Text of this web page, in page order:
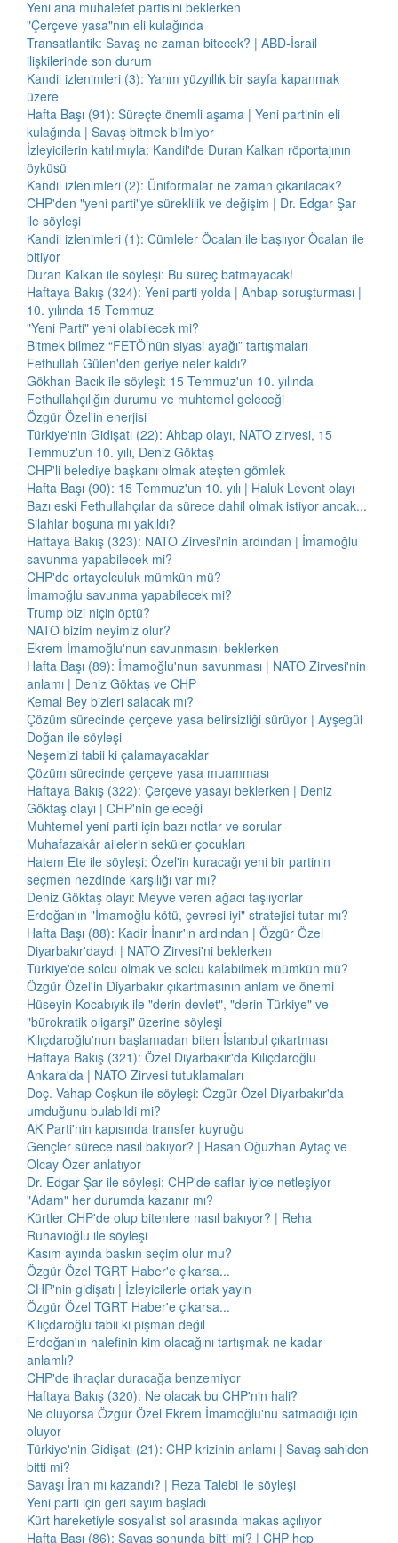
Yeni ana muhalefet partisini beklerken
"Çerçeve yasa"nın eli kulağında
Transatlantik: Savaş ne zaman bitecek? | ABD-İsrail
ilişkilerinde son durum
Kandil izlenimleri (3): Yarım yüzyıllık bir sayfa kapanmak
üzere
Hafta Başı (91): Süreçte önemli aşama | Yeni partinin eli
kulağında | Savaş bitmek bilmiyor
İzleyicilerin katılımıyla: Kandil'de Duran Kalkan röportajının
öyküsü
Kandil izlenimleri (2): Üniformalar ne zaman çıkarılacak?
CHP'den "yeni parti"ye süreklilik ve değişim | Dr. Edgar Şar
ile söyleşi
Kandil izlenimleri (1): Cümleler Öcalan ile başlıyor Öcalan ile
bitiyor
Duran Kalkan ile söyleşi: Bu süreç batmayacak!
Haftaya Bakış (324): Yeni parti yolda | Ahbap soruşturması |
10. yılında 15 Temmuz
"Yeni Parti" yeni olabilecek mi?
Bitmek bilmez “FETÖ’nün siyasi ayağı” tartışmaları
Fethullah Gülen'den geriye neler kaldı?
Gökhan Bacık ile söyleşi: 15 Temmuz'un 10. yılında
Fethullahçılığın durumu ve muhtemel geleceği
Özgür Özel'in enerjisi
Türkiye'nin Gidişatı (22): Ahbap olayı, NATO zirvesi, 15
Temmuz'un 10. yılı, Deniz Göktaş
CHP'li belediye başkanı olmak ateşten gömlek
Hafta Başı (90): 15 Temmuz'un 10. yılı | Haluk Levent olayı
Bazı eski Fethullahçılar da sürece dahil olmak istiyor ancak...
Silahlar boşuna mı yakıldı?
Haftaya Bakış (323): NATO Zirvesi'nin ardından | İmamoğlu
savunma yapabilecek mi?
CHP'de ortayolculuk mümkün mü?
İmamoğlu savunma yapabilecek mi?
Trump bizi niçin öptü?
NATO bizim neyimiz olur?
Ekrem İmamoğlu'nun savunmasını beklerken
Hafta Başı (89): İmamoğlu'nun savunması | NATO Zirvesi'nin
anlamı | Deniz Göktaş ve CHP
Kemal Bey bizleri salacak mı?
Çözüm sürecinde çerçeve yasa belirsizliği sürüyor | Ayşegül
Doğan ile söyleşi
Neşemizi tabii ki çalamayacaklar
Çözüm sürecinde çerçeve yasa muamması
Haftaya Bakış (322): Çerçeve yasayı beklerken | Deniz
Göktaş olayı | CHP'nin geleceği
Muhtemel yeni parti için bazı notlar ve sorular
Muhafazakâr ailelerin seküler çocukları
Hatem Ete ile söyleşi: Özel'in kuracağı yeni bir partinin
seçmen nezdinde karşılığı var mı?
Deniz Göktaş olayı: Meyve veren ağacı taşlıyorlar
Erdoğan'ın "İmamoğlu kötü, çevresi iyi" stratejisi tutar mı?
Hafta Başı (88): Kadir İnanır'ın ardından | Özgür Özel
Diyarbakır'daydı | NATO Zirvesi'ni beklerken
Türkiye'de solcu olmak ve solcu kalabilmek mümkün mü?
Özgür Özel'in Diyarbakır çıkartmasının anlam ve önemi
Hüseyin Kocabıyık ile "derin devlet", "derin Türkiye" ve
"bürokratik oligarşi" üzerine söyleşi
Kılıçdaroğlu'nun başlamadan biten İstanbul çıkartması
Haftaya Bakış (321): Özel Diyarbakır'da Kılıçdaroğlu
Ankara'da | NATO Zirvesi tutuklamaları
Doç. Vahap Coşkun ile söyleşi: Özgür Özel Diyarbakır'da
umduğunu bulabildi mi?
AK Parti'nin kapısında transfer kuyruğu
Gençler sürece nasıl bakıyor? | Hasan Oğuzhan Aytaç ve
Olcay Özer anlatıyor
Dr. Edgar Şar ile söyleşi: CHP'de saflar iyice netleşiyor
"Adam" her durumda kazanır mı?
Kürtler CHP'de olup bitenlere nasıl bakıyor? | Reha
Ruhavioğlu ile söyleşi
Kasım ayında baskın seçim olur mu?
Özgür Özel TGRT Haber'e çıkarsa...
CHP'nin gidişatı | İzleyicilerle ortak yayın
Özgür Özel TGRT Haber'e çıkarsa...
Kılıçdaroğlu tabii ki pişman değil
Erdoğan'ın halefinin kim olacağını tartışmak ne kadar
anlamlı?
CHP'de ihraçlar duracağa benzemiyor
Haftaya Bakış (320): Ne olacak bu CHP'nin hali?
Ne oluyorsa Özgür Özel Ekrem İmamoğlu'nu satmadığı için
oluyor
Türkiye'nin Gidişatı (21): CHP krizinin anlamı | Savaş sahiden
bitti mi?
Savaşı İran mı kazandı? | Reza Talebi ile söyleşi
Yeni parti için geri sayım başladı
Kürt hareketiyle sosyalist sol arasında makas açılıyor
Hafta Başı (86): Savaş sonunda bitti mi? | CHP hep